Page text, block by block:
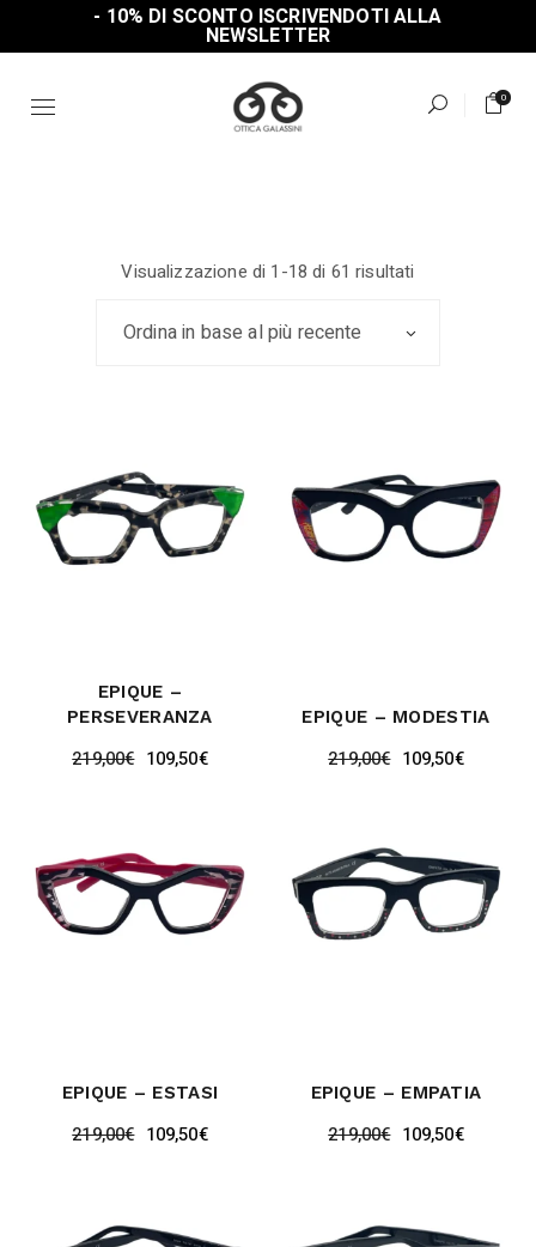
the
SPEDIZIONE GRATUITA IN ITALIA SOPRA I 150€
0
Visualizzazione di 1-18 di 61 risultati
più
Ordina in base al più recente
EPIQUE –
PERSEVERANZA
219,00€ 109,50€
EPIQUE – MODESTIA
219,00€ 109,50€
EPIQUE – ESTASI
219,00€ 109,50€
EPIQUE – EMPATIA
219,00€ 109,50€